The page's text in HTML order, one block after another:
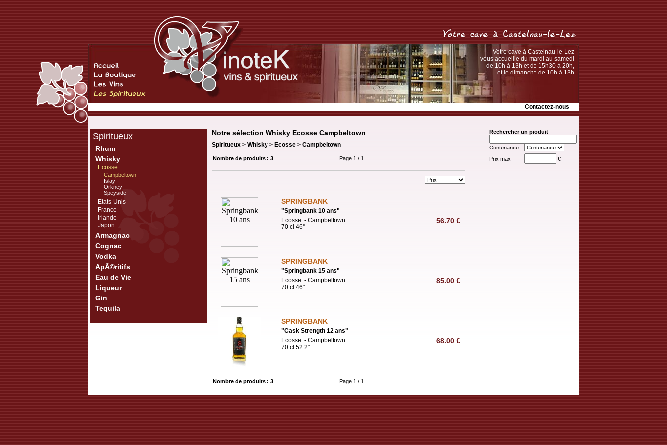
Votre cave à Castelnau-le-Lez
vous accueille du mardi au samedi
de 10h à 13h et de 15h30 à 20h,
et le dimanche de 10h à 13h
Contactez-nous
Spiritueux
Rhum
Whisky
Ecosse
- Campbeltown
- Islay
- Orkney
- Speyside
Etats-Unis
France
Irlande
Japon
Armagnac
Cognac
Vodka
ApÃ©ritifs
Eau de Vie
Liqueur
Gin
Tequila
Notre sélection Whisky Ecosse Campbeltown
Spiritueux > Whisky > Ecosse > Campbeltown
Nombre de produits : 3 Page 1 / 1
SPRINGBANK
"Springbank 10 ans"
56.70 €
Ecosse - Campbeltown
70 cl 46°
SPRINGBANK
"Springbank 15 ans"
85.00 €
Ecosse - Campbeltown
70 cl 46°
SPRINGBANK
"Cask Strength 12 ans"
68.00 €
Ecosse - Campbeltown
70 cl 52.2°
Nombre de produits : 3 Page 1 / 1
Rechercher un produit
Contenance
Prix max
€